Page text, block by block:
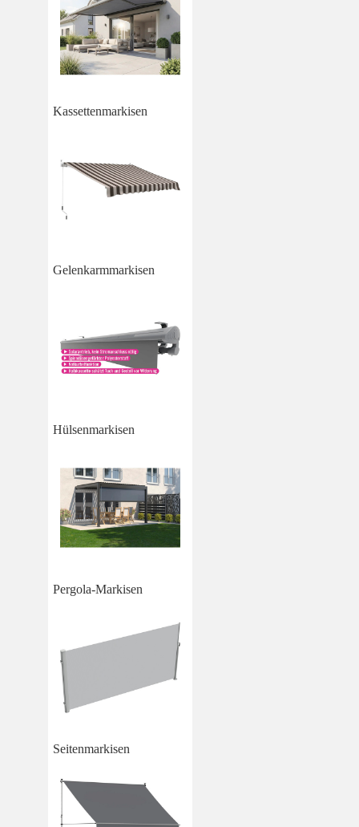
Kassettenmarkisen
Gelenkarmmarkisen
Hülsenmarkisen
Pergola-Markisen
Seitenmarkisen